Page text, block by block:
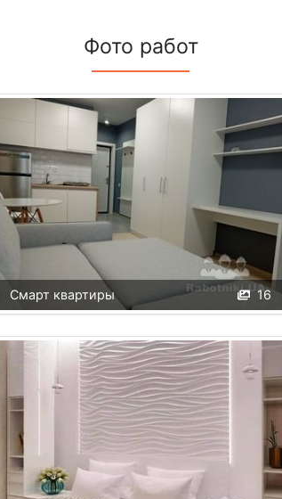
Фото работ
16
Смарт квартиры